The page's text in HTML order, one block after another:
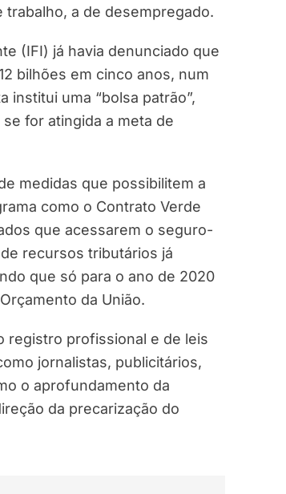
a de desempregado.
(IFI) já havia denunciado que
bilhões em cinco anos, num
institui uma “bolsa patrão”,
for atingida a meta de
medidas que possibilitem a
como o Contrato Verde
que acessarem o seguro-
recursos tributários já
que só para o ano de 2020
da União.
registro profissional e de leis
jornalistas, publicitários,
o aprofundamento da
da precarização do